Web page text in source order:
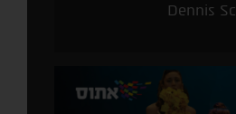
Dennis